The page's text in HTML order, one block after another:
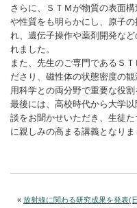
さらに、ＳＴＭが物質の表面
や性質をも明らかにし、原子
れ、遺伝子操作や薬剤開発な
れました。
また、先生のご専門であるＳ
ださり、磁性体の状態密度の
用科学との両分野で重要な役
最後には、高校時代から大学
談をお聞かせいただき、生徒
に親しみの高まる講義となりま
« 放射線に関わる研究成果を発表(